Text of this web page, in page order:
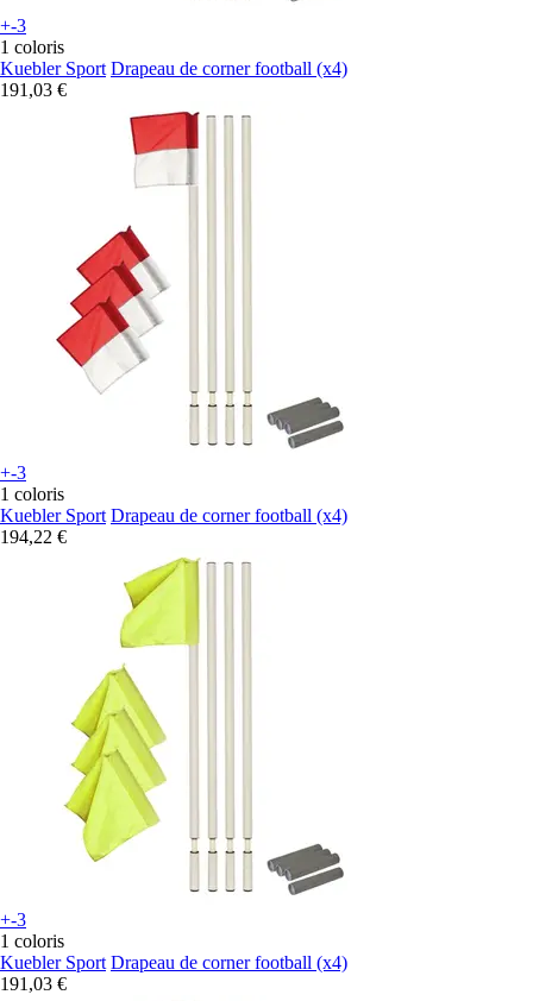
+-3
1 coloris
Kuebler Sport Drapeau de corner football (x4)
191,03 €
+-3
1 coloris
Kuebler Sport Drapeau de corner football (x4)
194,22 €
+-3
1 coloris
Kuebler Sport Drapeau de corner football (x4)
191,03 €